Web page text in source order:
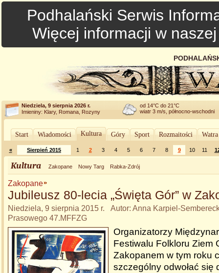
Podhalański Serwis
Więcej informacji w
Niedziela, 9 sierpnia 2026 r.
Imieniny: Klary, Romana, Rozyny
od 14°C do 21°C
wiatr 3 m/s, północno-wschodni
Start Wiadomości Kultura Góry Sport Rozmaitości
« Sierpień 2015 1 2 3 4 5 6 7 8 9 10 11
Kultura Zakopane Nowy Targ Rabka-Zdrój
Zakopane
Jubileusz 80-lecia „Święta Gór” w
Niedziela, 9 sierpnia 2015 r. Autor: Anna Karpiel-
Prasowego 47.MFFZG
Organizatorzy
Festiwalu Folkloru Ziem
Zakopanem w tym roku
szczególny odwołać się